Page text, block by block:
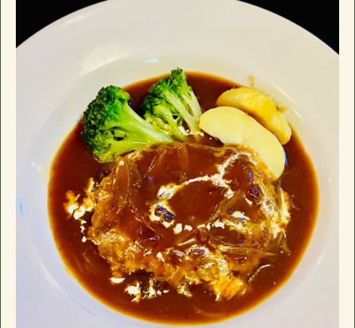
長南町千田の「イザカヤ」です。カウンター7
席、小上がり4名×3、禁煙個室6名一室(個室
のみお子様入店可能)。ドリンクメニュー、フ
ードメニューに加え日替わり黒板メニューが
ございます。
電話番号
営業日時
おすすめ
長南町千田の「イザカヤ」です。カウンター7
席、小上がり4名×3、禁煙個室6名一室(個室
のみお子様入店可能)。ドリンクメニュー、フ
ードメニューに加え日替わり黒板メニューが
ございます。
千葉県長生郡長南町千田227
google mapで開く
電話番号
0475-46-2200
営業日時
17:30 - 00:00 月曜定休
駐車場
有
おすすめ
長南町千田の「イザカヤ」です。カウンター7
席、小上がり4名×3、禁煙個室6名一室(個室
のみお子様入店可能)。ドリンクメニュー、フ
ードメニューに加え日替わり黒板メニューが
ございます。
住所
〒297-0115
千葉県長生郡長南町千田227
google mapで開く
電話番号
0475-46-2200
営業日時
17:30 - 00:00 月曜定休
駐車場
有
おすすめ
長南町千田の「イザカヤ」です。カウンター7